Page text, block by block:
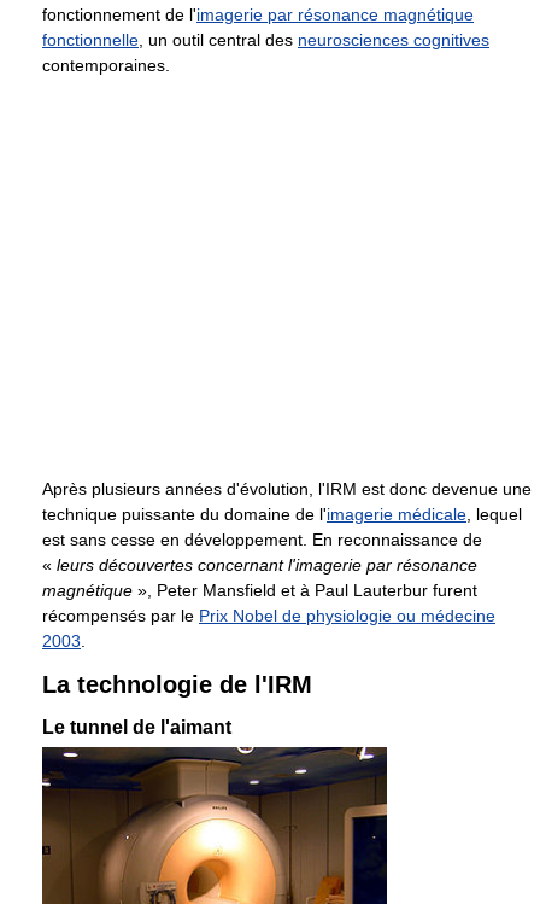
fonctionnement de l'imagerie par résonance magnétique
fonctionnelle , un outil central des neurosciences cognitives
contemporaines.
Après plusieurs années d'évolution, l'IRM est donc devenue une
technique puissante du domaine de l'imagerie médicale , lequel
est sans cesse en développement. En reconnaissance de
« leurs découvertes concernant l'imagerie par résonance
magnétique », Peter Mansfield et à Paul Lauterbur furent
récompensés par le Prix Nobel de physiologie ou médecine
2003
La technologie de l'IRM
Le tunnel de l'aimant